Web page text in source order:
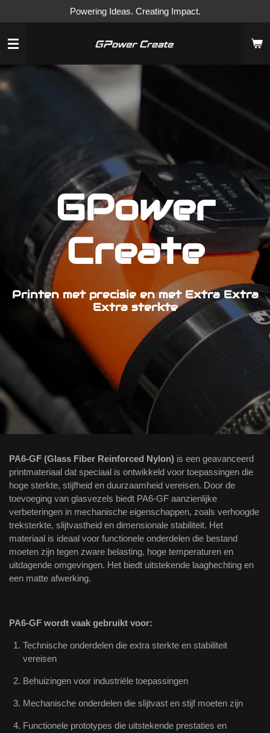
direct
naar
de
hoofdinhoud
Powering Ideas. Creating Impact.
GPower
Create
Printen met precisie en met Extra Extra
Extra sterkte
PA6-GF (Glass Fiber Reinforced Nylon) is een geavanceerd
printmateriaal dat speciaal is ontwikkeld voor toepassingen die
hoge sterkte, stijfheid en duurzaamheid vereisen. Door de
toevoeging van glasvezels biedt PA6-GF aanzienlijke
verbeteringen in mechanische eigenschappen, zoals verhoogde
treksterkte, slijtvastheid en dimensionale stabiliteit. Het
materiaal is ideaal voor functionele onderdelen die bestand
moeten zijn tegen zware belasting, hoge temperaturen en
uitdagende omgevingen. Het biedt uitstekende laaghechting en
een matte afwerking.
PA6-GF wordt vaak gebruikt voor:
Technische onderdelen die extra sterkte en stabiliteit
vereisen
Behuizingen voor industriële toepassingen
Mechanische onderdelen die slijtvast en stijf moeten zijn
Functionele prototypes die uitstekende prestaties en